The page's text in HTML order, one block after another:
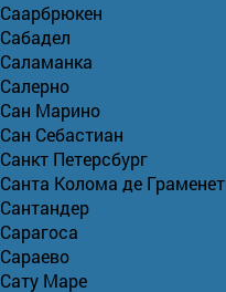
Саарбрюкен
Сабадел
Саламанка
Салерно
Сан Марино
Сан Себастиан
Санкт Петерсбург
Санта Колома де Граменет
Сантандер
Сарагоса
Сараево
Сату Маре